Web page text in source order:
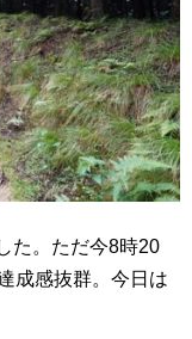
た。ただ今8時20
成感抜群。今日は